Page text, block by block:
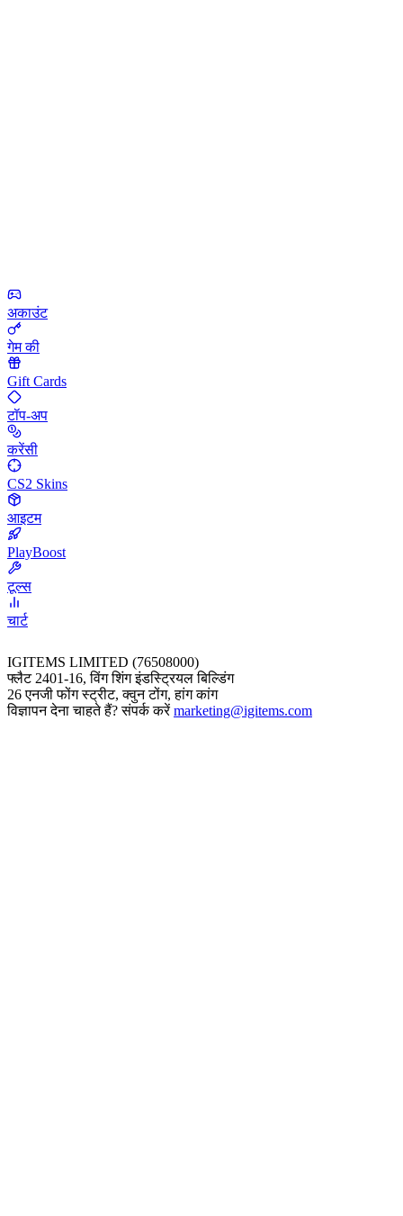
अकाउंट
गेम की
Gift Cards
टॉप-अप
करेंसी
CS2 Skins
आइटम
PlayBoost
टूल्स
चार्ट
IGITEMS LIMITED (76508000)
फ्लैट 2401-16, विंग शिंग इंडस्ट्रियल बिल्डिंग
26 एनजी फोंग स्ट्रीट, क्वुन टोंग, हांग कांग
विज्ञापन देना चाहते हैं? संपर्क करेंmarketing@igitems.com